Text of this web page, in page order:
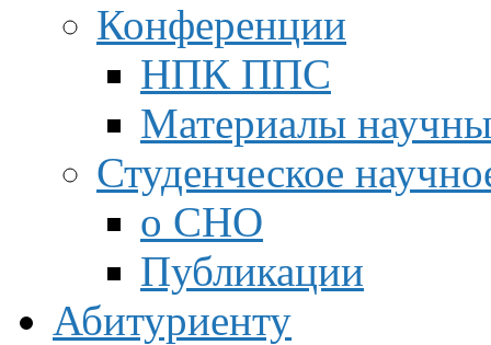
Конференции
НПК ППС
Материалы
Студенческое
о СНО
Публикации
Абитуриенту